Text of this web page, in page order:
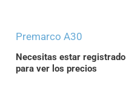
Premarco A30
Necesitas estar registrado
para ver los precios